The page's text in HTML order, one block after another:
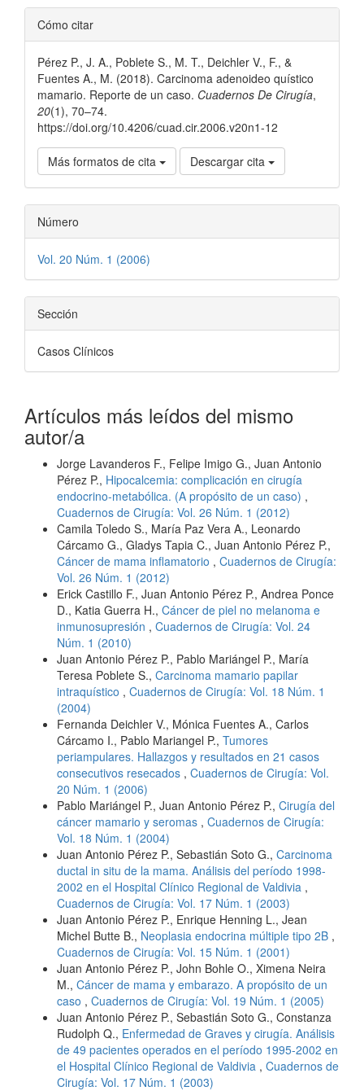
Detalles
del
artículo
Cómo citar
Pérez P., J. A., Poblete S., M. T., Deichler V., F., &
Fuentes A., M. (2018). Carcinoma adenoideo quístico
mamario. Reporte de un caso. Cuadernos De Cirugía,
20(1), 70–74.
https://doi.org/10.4206/cuad.cir.2006.v20n1-12
Más formatos de cita Descargar cita
Número
Vol. 20 Núm. 1 (2006)
Sección
Casos Clínicos
Artículos más leídos del mismo
autor/a
Jorge Lavanderos F., Felipe Imigo G., Juan Antonio
Pérez P., Hipocalcemia: complicación en cirugía
endocrino-metabólica. (A propósito de un caso) ,
Cuadernos de Cirugía: Vol. 26 Núm. 1 (2012)
Camila Toledo S., María Paz Vera A., Leonardo
Cárcamo G., Gladys Tapia C., Juan Antonio Pérez P.,
Cáncer de mama inflamatorio , Cuadernos de Cirugía:
Vol. 26 Núm. 1 (2012)
Erick Castillo F., Juan Antonio Pérez P., Andrea Ponce
D., Katia Guerra H., Cáncer de piel no melanoma e
inmunosupresión , Cuadernos de Cirugía: Vol. 24
Núm. 1 (2010)
Juan Antonio Pérez P., Pablo Mariángel P., María
Teresa Poblete S., Carcinoma mamario papilar
intraquístico , Cuadernos de Cirugía: Vol. 18 Núm. 1
(2004)
Fernanda Deichler V., Mónica Fuentes A., Carlos
Cárcamo I., Pablo Mariangel P., Tumores
periampulares. Hallazgos y resultados en 21 casos
consecutivos resecados , Cuadernos de Cirugía: Vol.
20 Núm. 1 (2006)
Pablo Mariángel P., Juan Antonio Pérez P., Cirugía del
cáncer mamario y seromas , Cuadernos de Cirugía:
Vol. 18 Núm. 1 (2004)
Juan Antonio Pérez P., Sebastián Soto G., Carcinoma
ductal in situ de la mama. Análisis del período 1998-
2002 en el Hospital Clínico Regional de Valdivia ,
Cuadernos de Cirugía: Vol. 17 Núm. 1 (2003)
Juan Antonio Pérez P., Enrique Henning L., Jean
Michel Butte B., Neoplasia endocrina múltiple tipo 2B ,
Cuadernos de Cirugía: Vol. 15 Núm. 1 (2001)
Juan Antonio Pérez P., John Bohle O., Ximena Neira
M., Cáncer de mama y embarazo. A propósito de un
caso , Cuadernos de Cirugía: Vol. 19 Núm. 1 (2005)
Juan Antonio Pérez P., Sebastián Soto G., Constanza
Rudolph Q., Enfermedad de Graves y cirugía. Análisis
de 49 pacientes operados en el período 1995-2002 en
el Hospital Clínico Regional de Valdivia , Cuadernos de
Cirugía: Vol. 17 Núm. 1 (2003)